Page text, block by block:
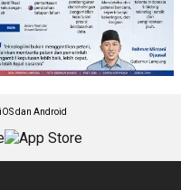
dan Android